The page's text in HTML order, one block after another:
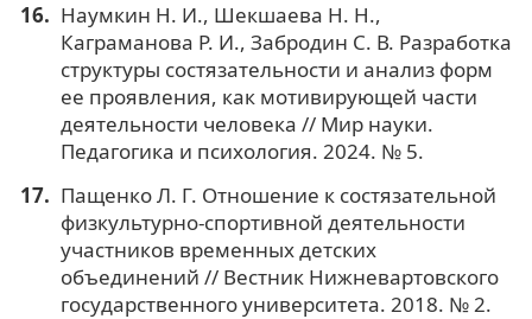
Наумкин Н. И., Шекшаева Н. Н.,
Каграманова Р. И., Забродин С. В. Разработка
структуры состязательности и анализ форм
ее проявления, как мотивирующей части
деятельности человека // Мир науки.
Педагогика и психология. 2024. № 5.
Пащенко Л. Г. Отношение к состязательной
физкультурно-спортивной деятельности
участников временных детских
объединений // Вестник Нижневартовского
государственного университета. 2018. № 2.